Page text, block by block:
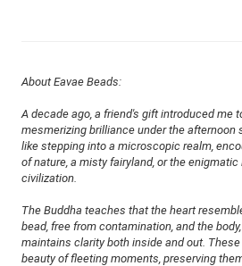
About Eavae Beads:
A decade ago, a friend's gift introduced me
mesmerizing brilliance under the afternoon
like stepping into a microscopic realm,
of nature, a misty fairyland, or the
civilization.
The Buddha teaches that the heart
bead, free from contamination, and the
maintains clarity both inside and out.
beauty of fleeting moments, preserving